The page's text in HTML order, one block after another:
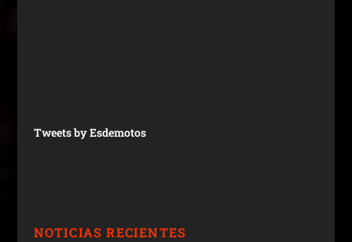
Tweets by Esdemotos
NOTICIAS RECIENTES